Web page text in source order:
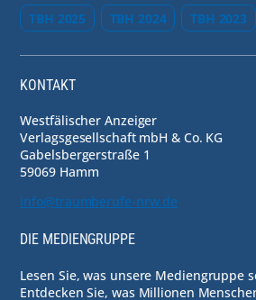
TBH 2025 TBH 2024 TBH 2023
KONTAKT
Westfälischer Anzeiger
Verlagsgesellschaft mbH & Co. KG
Gabelsbergerstraße 1
59069 Hamm
info@traumberufe-nrw.de
DIE MEDIENGRUPPE
Lesen Sie, was unsere Mediengruppe
Entdecken Sie, was Millionen